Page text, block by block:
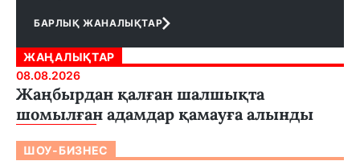
БАРЛЫҚ ЖАНАЛЫҚТАР
ЖАҢАЛЫҚТАР
08.08.2026
Жаңбырдан қалған шалшықта
шомылған адамдар қамауға алынды
ШОУ-БИЗНЕС